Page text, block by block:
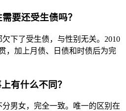
要还受生债吗？
下了受生债，与性别无关。2010
，加上月债、日债和时债后为完
有什么不同？
男女，完全一致。唯一的区别在